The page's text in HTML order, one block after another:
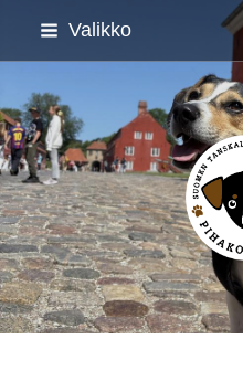
Siirry
Valikko